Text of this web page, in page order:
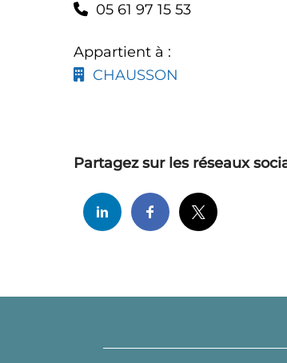
05 61 97 15 53
Appartient à :
CHAUSSON
Partagez sur les réseaux